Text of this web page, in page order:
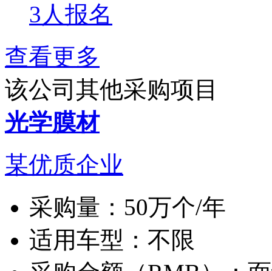
3人报名
查看更多
该公司其他采购项目
光学膜材
某优质企业
采购量： 50万个/年
适用车型： 不限